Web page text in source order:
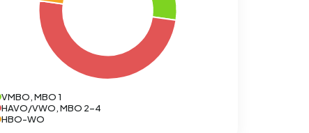
VMBO, MBO 1
HAVO/VWO, MBO 2-4
HBO-WO